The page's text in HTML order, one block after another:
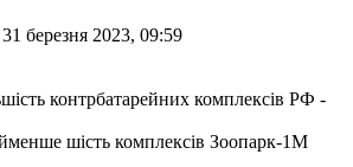
березня 2023, 09:59
шість комплексів Зоопарк-1М